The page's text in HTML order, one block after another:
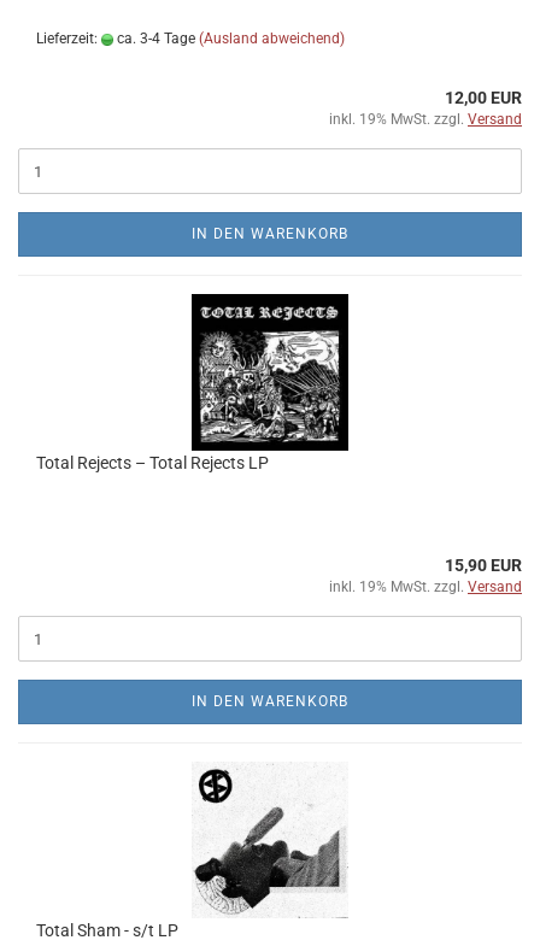
Lieferzeit: ca. 3-4 Tage (Ausland abweichend)
12,00 EUR
inkl. 19% MwSt. zzgl. Versand
IN DEN WARENKORB
Total Rejects ‎– Total Rejects LP
15,90 EUR
inkl. 19% MwSt. zzgl. Versand
IN DEN WARENKORB
Total Sham - s/t LP